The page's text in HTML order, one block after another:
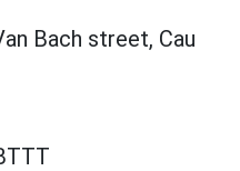
Bach street, Cau